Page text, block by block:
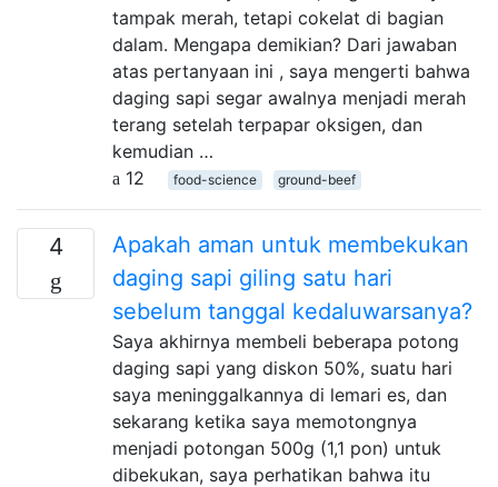
tampak merah, tetapi cokelat di bagian
dalam. Mengapa demikian? Dari jawaban
atas pertanyaan ini , saya mengerti bahwa
daging sapi segar awalnya menjadi merah
terang setelah terpapar oksigen, dan
kemudian …
12
food-science ground-beef
4
Apakah aman untuk membekukan
daging sapi giling satu hari
sebelum tanggal kedaluwarsanya?
Saya akhirnya membeli beberapa potong
daging sapi yang diskon 50%, suatu hari
saya meninggalkannya di lemari es, dan
sekarang ketika saya memotongnya
menjadi potongan 500g (1,1 pon) untuk
dibekukan, saya perhatikan bahwa itu